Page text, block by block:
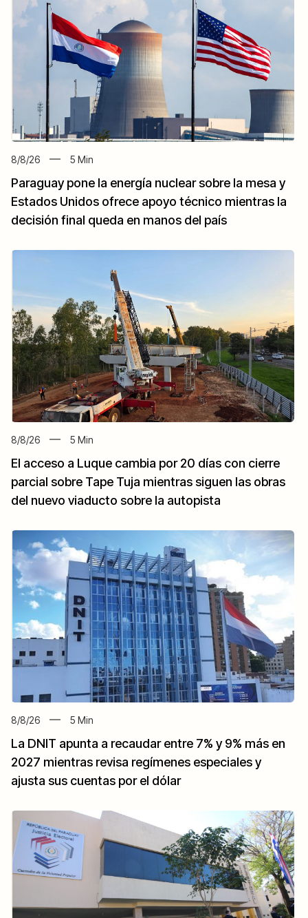
8/8/26 5 Min
Paraguay pone la energía nuclear sobre la mesa y
Estados Unidos ofrece apoyo técnico mientras la
decisión final queda en manos del país
8/8/26 5 Min
El acceso a Luque cambia por 20 días con cierre
parcial sobre Tape Tuja mientras siguen las obras
del nuevo viaducto sobre la autopista
8/8/26 5 Min
La DNIT apunta a recaudar entre 7% y 9% más en
2027 mientras revisa regímenes especiales y
ajusta sus cuentas por el dólar